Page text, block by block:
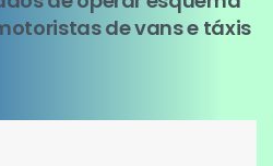
de vans e táxis